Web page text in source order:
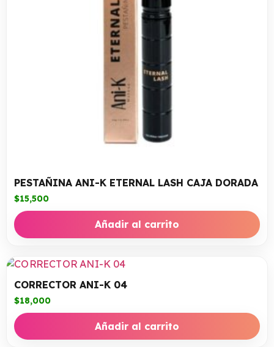
PESTAÑINA ANI-K ETERNAL LASH CAJA DORADA
$15,500
Añadir al carrito
CORRECTOR ANI-K 04
$18,000
Añadir al carrito